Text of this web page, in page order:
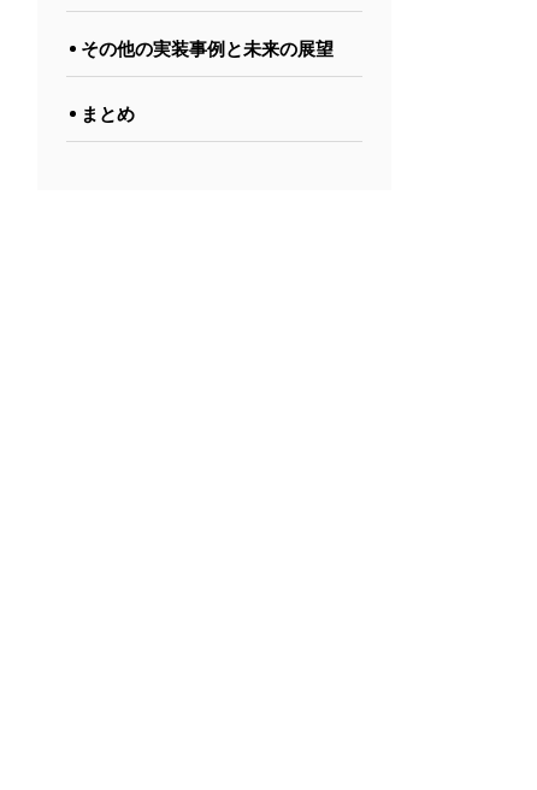
その他の実装事例と未来の展望
まとめ